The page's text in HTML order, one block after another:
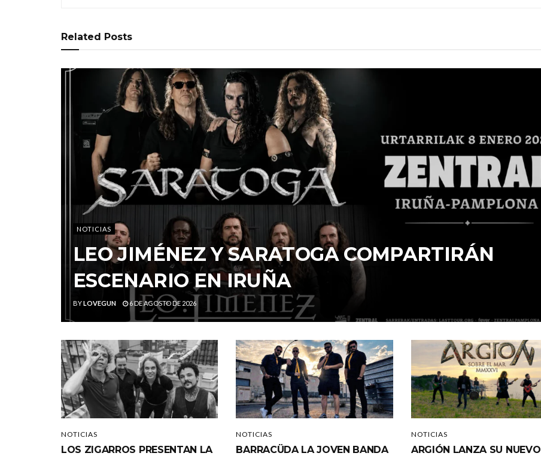
Related Posts
NOTICIAS
LEO JIMÉNEZ Y SARATOGA COMPARTIRÁN
ESCENARIO EN IRUÑA
BYLOVEGUN 6 DE AGOSTO DE 2026
NOTICIAS
LOS ZIGARROS PRESENTAN LA
NOTICIAS
BARRACÜDA LA JOVEN BANDA
NOTICIAS
ARGIÓN LANZA SU NUEVO